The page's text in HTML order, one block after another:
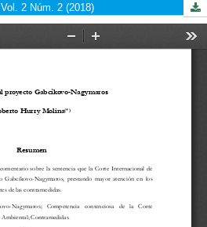
Vol. 2 Núm. 2 (2018)